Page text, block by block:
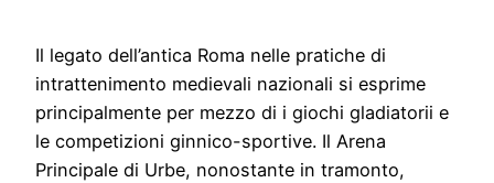
Il legato dell’antica Roma nelle pratiche di
intrattenimento medievali nazionali si esprime
principalmente per mezzo di i giochi gladiatorii e
le competizioni ginnico-sportive. Il Arena
Principale di Urbe, nonostante in tramonto,